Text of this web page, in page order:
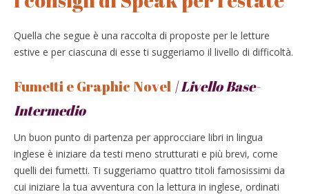
Quella che segue è una raccolta di proposte per le letture
estive e per ciascuna di esse ti suggeriamo il livello di difficoltà.
Fumetti e Graphic Novel |Livello Base-
Intermedio
Un buon punto di partenza per approcciare libri in lingua
inglese è iniziare da testi meno strutturati e più brevi, come
quelli dei fumetti. Ti suggeriamo quattro titoli famosissimi da
cui iniziare la tua avventura con la lettura in inglese, ordinati